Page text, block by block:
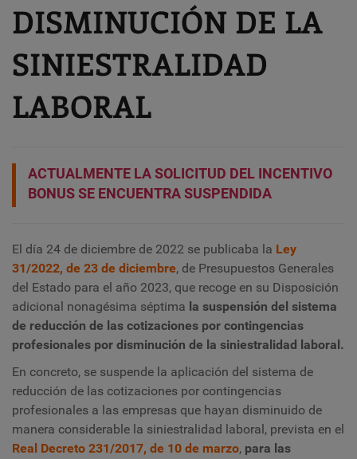
DISMINUCIÓN DE LA
SINIESTRALIDAD
LABORAL
ACTUALMENTE LA SOLICITUD DEL INCENTIVO
BONUS SE ENCUENTRA SUSPENDIDA
El día 24 de diciembre de 2022 se publicaba la Ley
31/2022, de 23 de diciembre, de Presupuestos Generales
del Estado para el año 2023, que recoge en su Disposición
adicional nonagésima séptima la suspensión del sistema
de reducción de las cotizaciones por contingencias
profesionales por disminución de la siniestralidad laboral.
En concreto, se suspende la aplicación del sistema de
reducción de las cotizaciones por contingencias
profesionales a las empresas que hayan disminuido de
manera considerable la siniestralidad laboral, prevista en el
Real Decreto 231/2017, de 10 de marzo, para las